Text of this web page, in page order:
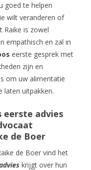
goed te helpen
wilt veranderen of
Raike is zowel
empathisch en zal in
eerste gesprek met
zijn en
om uw alimentatie
laten uitpakken.
eerste advies
de Boer
de Boer vind het
krijgt over hun